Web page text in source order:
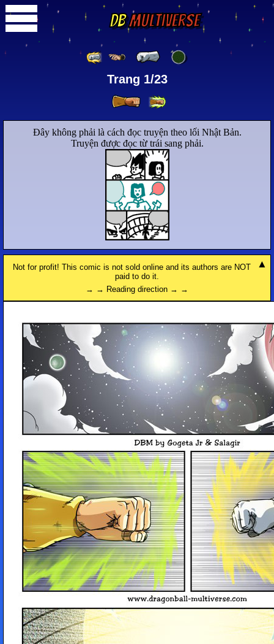
DBMultiverse
Trang 1/23
Đây không phải là cách đọc truyện theo lối Nhật Bản.
Truyện được đọc từ trái sang phải.
Not for profit! This comic is not sold online and its authors are NOT
paid to do it.
→ → Reading direction → →